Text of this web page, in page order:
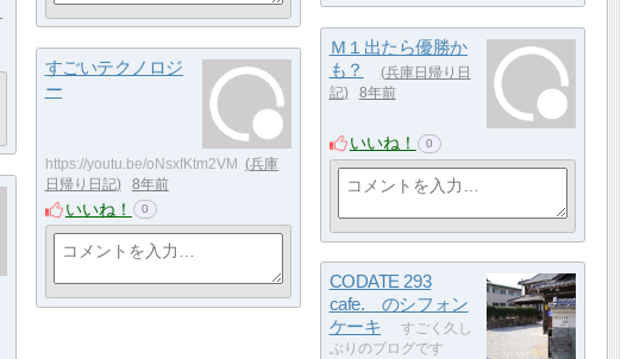
Ｍ１出たら優勝か
も？
兵庫日帰り日
記
8年前
いいね！ 0
すごいテクノロジ
ー
https://youtu.be/oNsxfKtm2VM
兵庫
日帰り日記
8年前
いいね！ 0
CODATE 293
cafe. のシフォン
ケーキ
すごく久し
ぶりのブログです